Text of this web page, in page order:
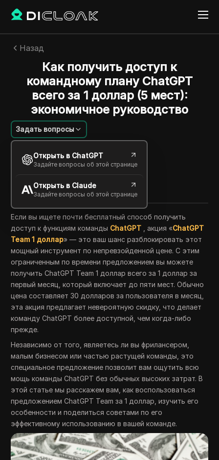
Назад
Как получить доступ к
командному плану ChatGPT
всего за 1 доллар (5 мест):
экономичное руководство
Задать вопросы
Открыть в ChatGPT
Задайте вопросы об этой странице
Открыть в Claude
Задайте вопросы об этой странице
Шарльс Мартинес
25 сент. 2025 6 минут
Copy Link
Если вы ищете почти бесплатный способ получить
доступ к функциям команды ChatGPT , акция «ChatGPT
Team 1 доллар» — это ваш шанс разблокировать этот
мощный инструмент по непревзойденной цене. С этим
ограниченным по времени предложением вы можете
получить ChatGPT Team 1 доллар всего за 1 доллар за
первый месяц, который включает до пяти мест. Обычно
цена составляет 30 долларов за пользователя в месяц,
эта акция предлагает невероятную скидку, что делает
команду ChatGPT более доступной, чем когда-либо
прежде.
Независимо от того, являетесь ли вы фрилансером,
малым бизнесом или частью растущей команды, это
специальное предложение позволит вам ощутить всю
мощь команды ChatGPT без обычных высоких затрат. В
этой статье мы расскажем вам, как воспользоваться
предложением ChatGPT Team за 1 доллар, изучить его
особенности и поделиться советами по его
эффективному использованию в вашей команде.